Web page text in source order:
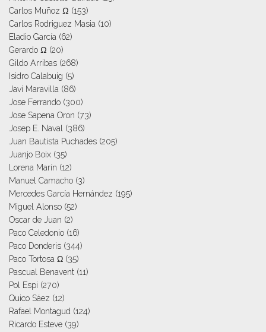
Carlos Muñoz Ω (153)
Carlos Rodriguez Masia (10)
Eladio García (62)
Gerardo Ω (20)
Gildo Arribas (268)
Isidro Calabuig (5)
Javi Maravilla (86)
Jose Ferrando (300)
Jose Sapena Oron (73)
Josep E. Naval (386)
Juan Bautista Puchades (205)
Juanjo Boix (35)
Lorena Marín (12)
Manuel Camacho (3)
Mercedes García Hernández (195)
Miguel Alonso (52)
Oscar de Juan (2)
Paco Celedonio (16)
Paco Donderis (344)
Paco Tortosa Ω (35)
Pascual Benavent (11)
Pol Espi (270)
Quico Sáez (12)
Rafael Montagud (124)
Ricardo Esteve (39)